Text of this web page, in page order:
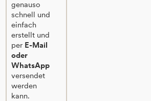
genauso
schnell und
einfach
erstellt und
per E-Mail
oder
WhatsApp
versendet
werden
kann.